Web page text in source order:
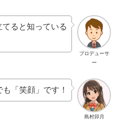
プロデューサ
ー
ると知っている
島村卯月
も「笑顔」です！